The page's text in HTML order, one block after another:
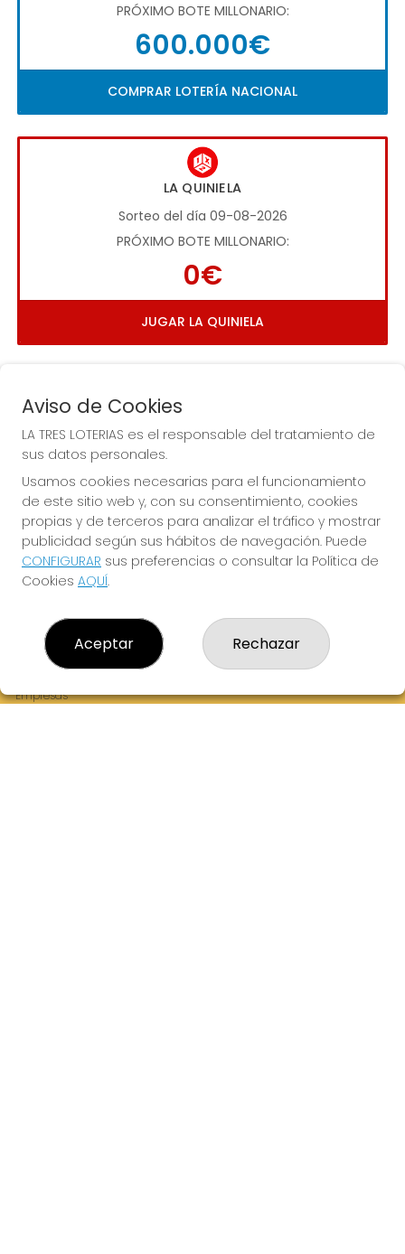
PRÓXIMO BOTE MILLONARIO:
600.000€
COMPRAR LOTERÍA NACIONAL
LA QUINIELA
Sorteo del día 09-08-2026
PRÓXIMO BOTE MILLONARIO:
0€
JUGAR LA QUINIELA
¡La Tres Loterias te desea Mucha Suerte!
¿Quiénes somos?
Comprar lotería
Resultados
Empresas
Aviso de Cookies
LA TRES LOTERIAS es el responsable del tratamiento de
sus datos personales.
Usamos cookies necesarias para el funcionamiento
de este sitio web y, con su consentimiento, cookies
propias y de terceros para analizar el tráfico y mostrar
publicidad según sus hábitos de navegación. Puede
CONFIGURAR sus preferencias o consultar la Política de
Cookies AQUÍ.
Aceptar Rechazar